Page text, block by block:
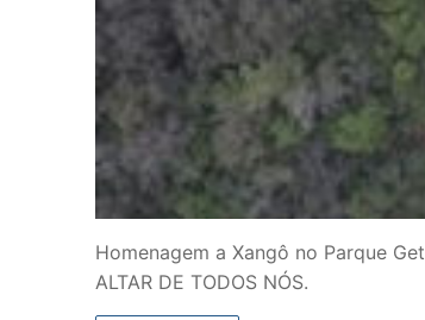
Homenagem a Xangô no Parque
ALTAR DE TODOS NÓS.